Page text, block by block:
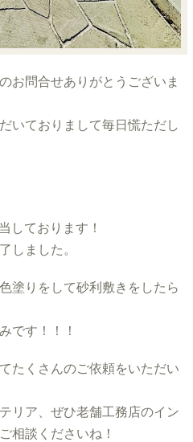
お問合せありがとうございま
いておりまして毎日慌ただし
しております！
しました。
塗りをして砂利敷きをしたら
です！！！
たくさんのご依頼をいただい
リア、ぜひ老舗工務店のイン
相談くださいね！